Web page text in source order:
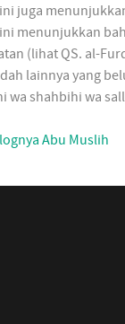
juga
menunjukkan
(lihat QS. al-
lainnya yang
wa shahbihi wa
Abu Muslih